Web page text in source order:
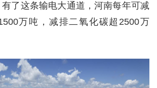
了这条输电大通道，河南每年可减
万吨，减排二氧化碳超2500万